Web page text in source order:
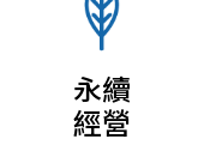
永續
經營